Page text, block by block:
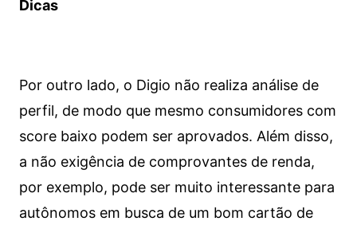
Dicas
Por outro lado, o Digio não realiza análise de
perfil, de modo que mesmo consumidores com
score baixo podem ser aprovados. Além disso,
a não exigência de comprovantes de renda,
por exemplo, pode ser muito interessante para
autônomos em busca de um bom cartão de